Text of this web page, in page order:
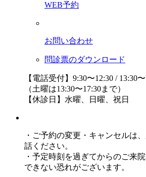
WEB予約
お問い合わせ
問診票のダウンロード
【電話受付】9:30〜12:30 / 13:30
（土曜は13:30〜17:30まで）
【休診日】水曜、日曜、祝日
・ご予約の変更・キャンセルは
話ください。
・予定時刻を過ぎてからのご来
できない恐れがございます。